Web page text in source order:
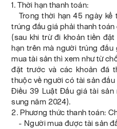
1. Thời hạn thanh toán:
Trong thời hạn 45 ngày kể
trúng đấu giá phải thanh toán
(sau khi trừ đi khoản tiền
hạn trên mà người trúng
mua tài sản thì xem như từ
đặt trước và các khoản đã
thuộc về người có tài sản
Điều 39 Luật Đấu giá tài sản
sung năm 2024).
2. Phương thức thanh toán:
- Người mua được tài sản